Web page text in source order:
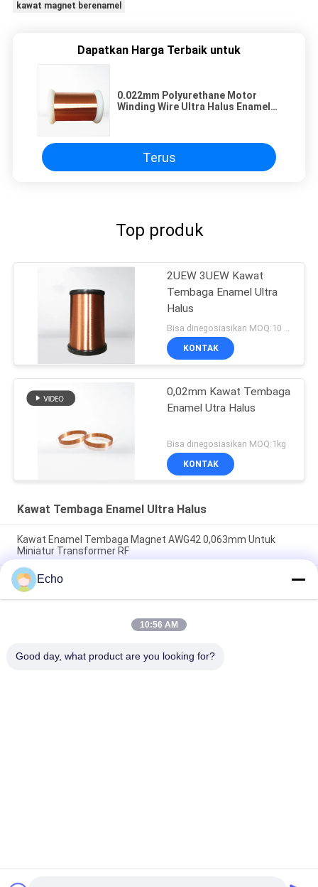
kawat magnet berenamel
Dapatkan Harga Terbaik untuk
0.022mm Polyurethane Motor
Winding Wire Ultra Halus Enamel
Terus
Top produk
2UEW 3UEW Kawat
Tembaga Enamel Ultra
Halus
Bisa dinegosiasikan MOQ:10 Kilogram/Kilogram
KONTAK
0,02mm Kawat Tembaga
Enamel Utra Halus
Bisa dinegosiasikan MOQ:1kg
KONTAK
Kawat Tembaga Enamel Ultra Halus
Kawat Enamel Tembaga Magnet AWG42 0,063mm Untuk
Miniatur Transformer RF
Kawat Tembaga Bulat Berenamel Poliuretan 0,06Mm
155°C/180°C untuk Padatan Terisolasi Tembaga Kemurnian
Tinggi
Kawat Magnet Tembaga Berenamel 0,032mm Untuk Sensor
Echo
10:56 AM
Good day, what product are you looking for?